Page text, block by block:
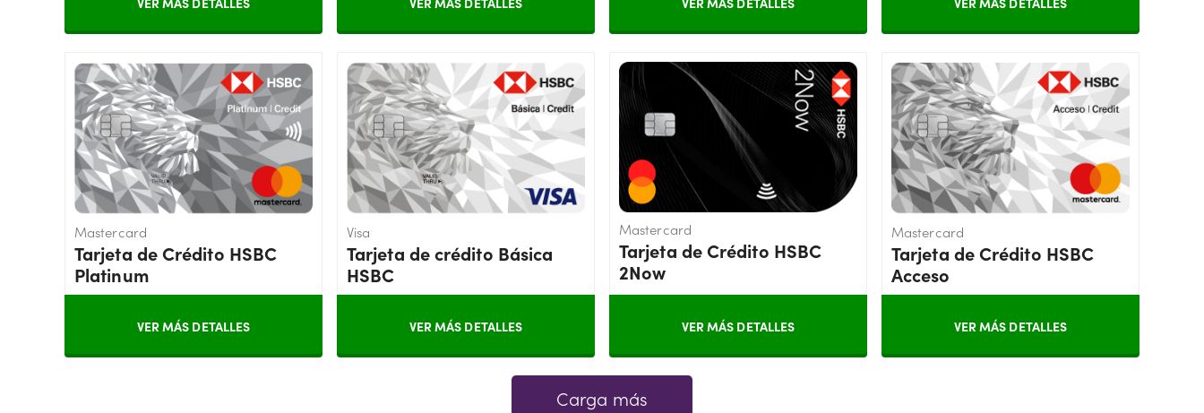
Mastercard
Tarjeta de Crédito HSBC
Platinum
VER MÁS DETALLES
Visa
Tarjeta de crédito Básica
HSBC
VER MÁS DETALLES
Mastercard
Tarjeta de Crédito HSBC
2Now
VER MÁS DETALLES
Mastercard
Tarjeta de Crédito HSBC
Acceso
VER MÁS DETALLES
Carga más